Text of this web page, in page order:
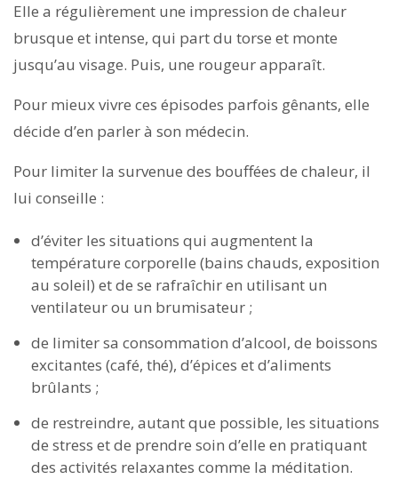
Elle a régulièrement une impression de chaleur
brusque et intense, qui part du torse et monte
jusqu’au visage. Puis, une rougeur apparaît.
Pour mieux vivre ces épisodes parfois gênants, elle
décide d’en parler à son médecin.
Pour limiter la survenue des bouffées de chaleur, il
lui conseille :
d’éviter les situations qui augmentent la
température corporelle (bains chauds, exposition
au soleil) et de se rafraîchir en utilisant un
ventilateur ou un brumisateur ;
de limiter sa consommation d’alcool, de boissons
excitantes (café, thé), d’épices et d’aliments
brûlants ;
de restreindre, autant que possible, les situations
de stress et de prendre soin d’elle en pratiquant
des activités relaxantes comme la méditation.